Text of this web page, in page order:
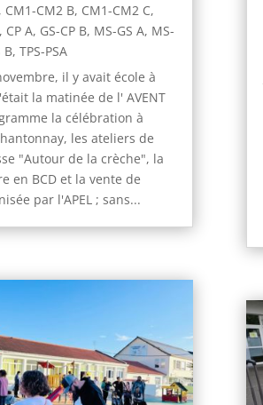
CM1-CM2 B, CM1-CM2 C,
CP A, GS-CP B, MS-GS A, MS-
B, TPS-PSA
il y avait école à
la matinée de l' AVENT
la célébration à
les ateliers de
"Autour de la crèche", la
en BCD et la vente de
par l'APEL ; sans...